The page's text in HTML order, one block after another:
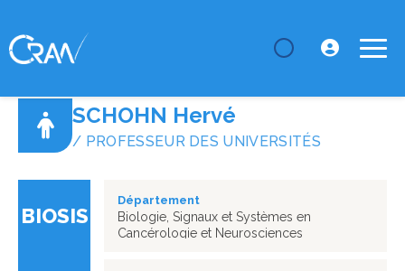
SCHOHN Hervé
/ PROFESSEUR DES UNIVERSITÉS
BIOSIS
Département
Biologie, Signaux et Systèmes en
Cancérologie et Neurosciences